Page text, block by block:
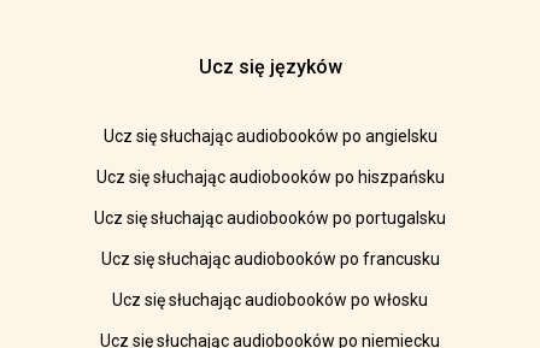
Ucz się języków
Ucz się słuchając audiobooków po angielsku
Ucz się słuchając audiobooków po hiszpańsku
Ucz się słuchając audiobooków po portugalsku
Ucz się słuchając audiobooków po francusku
Ucz się słuchając audiobooków po włosku
Ucz się słuchając audiobooków po niemiecku